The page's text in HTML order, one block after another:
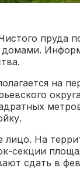
пруда
на
На
секции
сдать в